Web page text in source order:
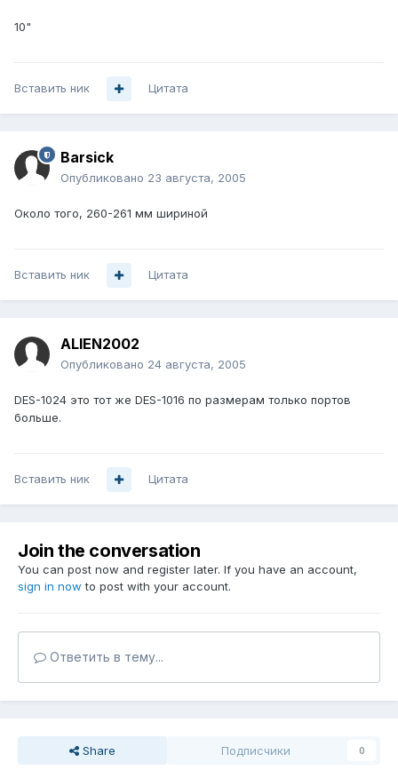
10"
Вставить ник Цитата
Barsick
Опубликовано 23 августа, 2005
Около того, 260-261 мм шириной
Вставить ник Цитата
ALIEN2002
Опубликовано 24 августа, 2005
DES-1024 это тот же DES-1016 по размерам только портов
больше.
Вставить ник Цитата
Join the conversation
You can post now and register later. If you have an account,
sign in now to post with your account.
Ответить в тему...
Share Подписчики 0